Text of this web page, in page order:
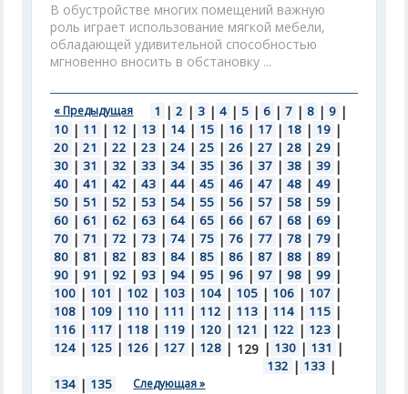
В обустройстве многих помещений важную
роль играет использование мягкой мебели,
обладающей удивительной способностью
мгновенно вносить в обстановку ...
« Предыдущая 1 | 2 | 3 | 4 | 5 | 6 | 7 | 8 | 9 |
10 | 11 | 12 | 13 | 14 | 15 | 16 | 17 | 18 | 19 |
20 | 21 | 22 | 23 | 24 | 25 | 26 | 27 | 28 | 29 |
30 | 31 | 32 | 33 | 34 | 35 | 36 | 37 | 38 | 39 |
40 | 41 | 42 | 43 | 44 | 45 | 46 | 47 | 48 | 49 |
50 | 51 | 52 | 53 | 54 | 55 | 56 | 57 | 58 | 59 |
60 | 61 | 62 | 63 | 64 | 65 | 66 | 67 | 68 | 69 |
70 | 71 | 72 | 73 | 74 | 75 | 76 | 77 | 78 | 79 |
80 | 81 | 82 | 83 | 84 | 85 | 86 | 87 | 88 | 89 |
90 | 91 | 92 | 93 | 94 | 95 | 96 | 97 | 98 | 99 |
100 | 101 | 102 | 103 | 104 | 105 | 106 | 107 |
108 | 109 | 110 | 111 | 112 | 113 | 114 | 115 |
116 | 117 | 118 | 119 | 120 | 121 | 122 | 123 |
124 | 125 | 126 | 127 | 128 | 129 | 130 | 131 |
132 | 133 |
134 | 135 Следующая »